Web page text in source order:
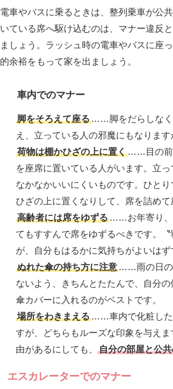
電車やバスに乗るときは、整列乗車が公
いている席へ駆け込むのは、マナー違反
ましょう。ラッシュ時の電車やバスに座
的余裕をもって家を出ましょう。
車内でのマナー
脚をそろえて座る……脚をだらしなく
え、立っている人の邪魔にもなりま
荷物は棚かひざの上に置く……目の前
を座席に置いている人がいます。立
なかなかいいにくいものです。ひと
ひざの上に置くなりして、席を詰めて
高齢者には席をゆずる……お年寄り、
てもすすんで席をゆずるべきです。
が、自分もはるかに気持ちがよいはず
ぬれた傘の持ち方に注意……雨の日の
ないよう、きちんとたたんで、自分
傘カバーに入れるのがベストです。
場所をわきまえる……車内で化粧した
すが、どちらもルーズな印象を与え
由があるにしても、
自分の部屋と公
エスカレーターでのマナー